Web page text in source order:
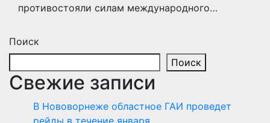
противостояли силам международного…
Поиск
Поиск
Свежие записи
В Нововорнеже областное ГАИ проведет
рейды в течение января